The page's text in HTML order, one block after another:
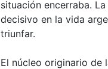
situación encerraba. La
decisivo en la vida
triunfar.
El núcleo originario de